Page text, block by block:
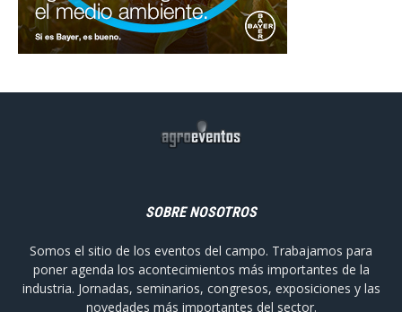
SOBRE NOSOTROS
Somos el sitio de los eventos del campo. Trabajamos para
poner agenda los acontecimientos más importantes de la
industria. Jornadas, seminarios, congresos, exposiciones y las
novedades más importantes del sector.